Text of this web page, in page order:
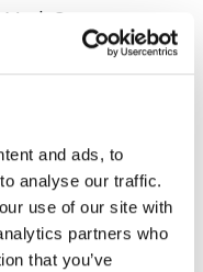
and ads, to
analyse our traffic.
use of our site with
partners who
that you’ve
Mark Comer